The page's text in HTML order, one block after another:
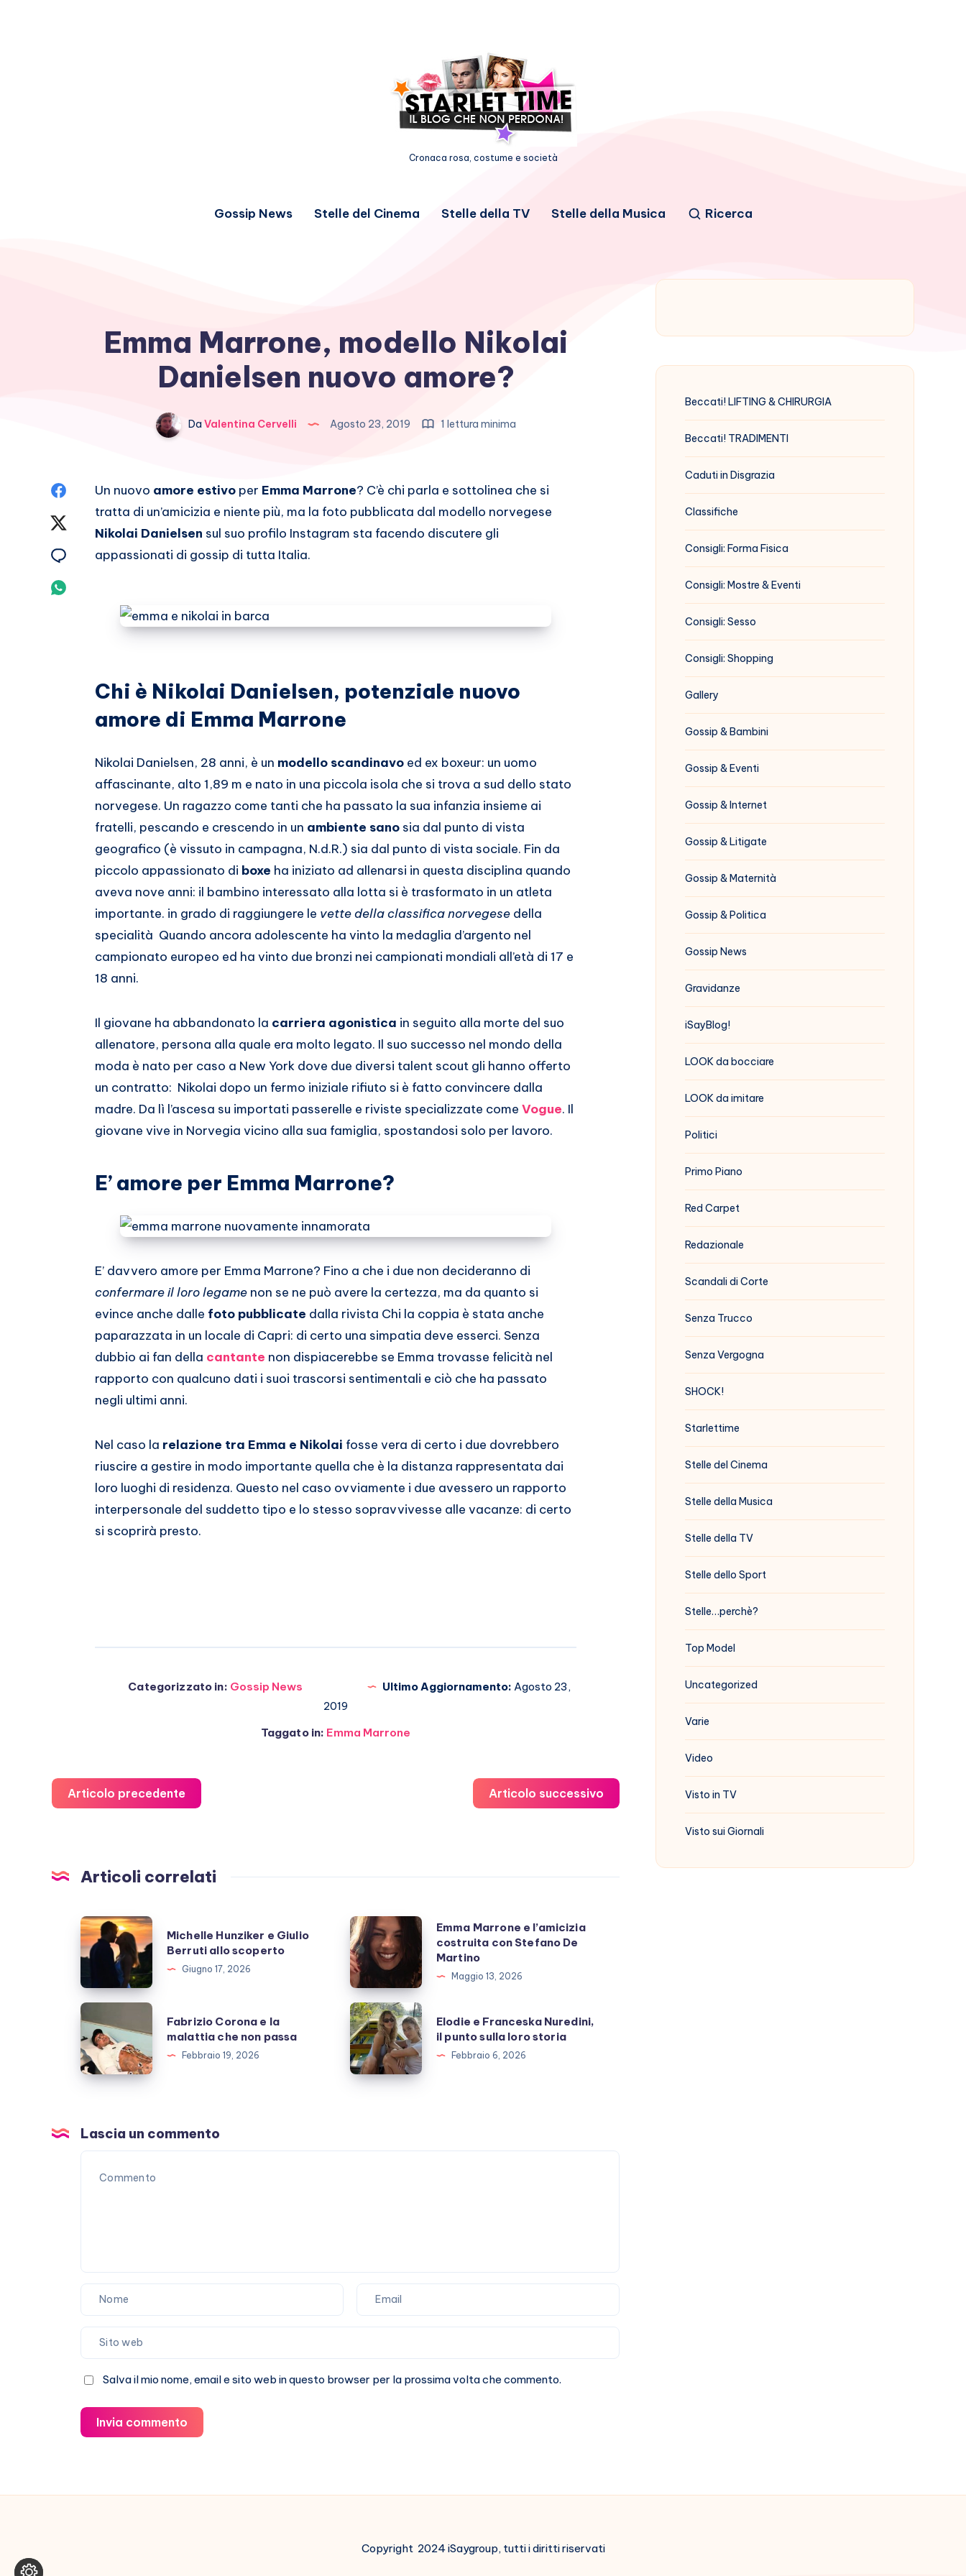
Cronaca rosa, costume e società
Gossip News Stelle del Cinema Stelle della TV Stelle della Musica Ricerca
Emma Marrone, modello Nikolai
Danielsen nuovo amore?
Da Valentina Cervelli Agosto 23, 2019 1 lettura minima
Condividi
Condividi
Un nuovo amore estivo per Emma Marrone? C’è chi parla e sottolinea che si
tratta di un’amicizia e niente più, ma la foto pubblicata dal modello norvegese
Nikolai Danielsen sul suo profilo Instagram sta facendo discutere gli
appassionati di gossip di tutta Italia.
Chi è Nikolai Danielsen, potenziale nuovo
amore di Emma Marrone
Nikolai Danielsen, 28 anni, è un modello scandinavo ed ex boxeur: un uomo
affascinante, alto 1,89 m e nato in una piccola isola che si trova a sud dello stato
norvegese. Un ragazzo come tanti che ha passato la sua infanzia insieme ai
fratelli, pescando e crescendo in un ambiente sano sia dal punto di vista
geografico (è vissuto in campagna, N.d.R.) sia dal punto di vista sociale. Fin da
piccolo appassionato di boxe ha iniziato ad allenarsi in questa disciplina quando
aveva nove anni: il bambino interessato alla lotta si è trasformato in un atleta
importante. in grado di raggiungere le vette della classifica norvegese della
specialità Quando ancora adolescente ha vinto la medaglia d’argento nel
campionato europeo ed ha vinto due bronzi nei campionati mondiali all’età di 17 e
18 anni.
Il giovane ha abbandonato la carriera agonistica in seguito alla morte del suo
allenatore, persona alla quale era molto legato. Il suo successo nel mondo della
moda è nato per caso a New York dove due diversi talent scout gli hanno offerto
un contratto: Nikolai dopo un fermo iniziale rifiuto si è fatto convincere dalla
madre. Da lì l’ascesa su importati passerelle e riviste specializzate come Vogue. Il
giovane vive in Norvegia vicino alla sua famiglia, spostandosi solo per lavoro.
E’ amore per Emma Marrone?
E’ davvero amore per Emma Marrone? Fino a che i due non decideranno di
confermare il loro legame non se ne può avere la certezza, ma da quanto si
evince anche dalle foto pubblicate dalla rivista Chi la coppia è stata anche
paparazzata in un locale di Capri: di certo una simpatia deve esserci. Senza
dubbio ai fan della cantante non dispiacerebbe se Emma trovasse felicità nel
rapporto con qualcuno dati i suoi trascorsi sentimentali e ciò che ha passato
negli ultimi anni.
Nel caso la relazione tra Emma e Nikolai fosse vera di certo i due dovrebbero
riuscire a gestire in modo importante quella che è la distanza rappresentata dai
loro luoghi di residenza. Questo nel caso ovviamente i due avessero un rapporto
interpersonale del suddetto tipo e lo stesso sopravvivesse alle vacanze: di certo
si scoprirà presto.
Categorizzato in: Gossip News Ultimo Aggiornamento: Agosto 23,
2019
Taggato in: Emma Marrone
Articolo precedente Articolo successivo
Articoli correlati
Michelle
Hunziker
Giulio
Berruti
allo
scoperto
Michelle Hunziker e Giulio
Berruti allo scoperto
Giugno 17, 2026
Emma
Marrone
e
l’amicizia
costruita
con
Stefano
De
Martino
Emma Marrone e l’amicizia
costruita con Stefano De
Martino
Maggio 13, 2026
Fabrizio
Corona
e
la
non
passa
Fabrizio Corona e la
malattia che non passa
Febbraio 19, 2026
Elodie
e
Franceska
Nuredini,
loro
Elodie e Franceska Nuredini,
il punto sulla loro storia
Febbraio 6, 2026
Lascia un commento
Salva il mio nome, email e sito web in questo browser per la prossima volta che commento.
Invia commento
Beccati! LIFTING & CHIRURGIA
Beccati! TRADIMENTI
Caduti in Disgrazia
Classifiche
Consigli: Forma Fisica
Consigli: Mostre & Eventi
Consigli: Sesso
Consigli: Shopping
Gallery
Gossip & Bambini
Gossip & Eventi
Gossip & Internet
Gossip & Litigate
Gossip & Maternità
Gossip & Politica
Gossip News
Gravidanze
iSayBlog!
LOOK da bocciare
LOOK da imitare
Politici
Primo Piano
Red Carpet
Redazionale
Scandali di Corte
Senza Trucco
Senza Vergogna
SHOCK!
Starlettime
Stelle del Cinema
Stelle della Musica
Stelle della TV
Stelle dello Sport
Stelle…perchè?
Top Model
Uncategorized
Varie
Video
Visto in TV
Visto sui Giornali
Copyright 2024 iSaygroup, tutti i diritti riservati